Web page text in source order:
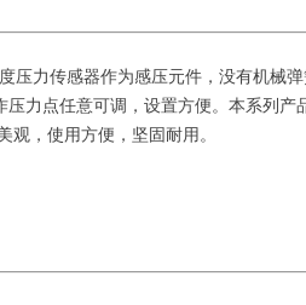
压力传感器作为感压元件，没有机械
力点任意可调，设置方便。本系列产
，使用方便，坚固耐用。